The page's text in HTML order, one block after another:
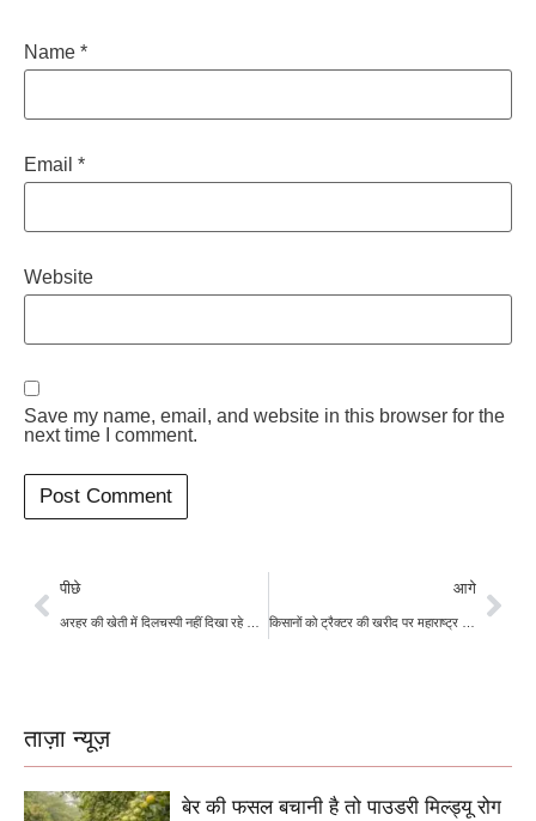
Name *
Email *
Website
Save my name, email, and website in this browser for the
next time I comment.
पीछे आगे
ताज़ा न्यूज़
बेर की फसल बचानी है तो पाउडरी मिल्ड्यू रोग